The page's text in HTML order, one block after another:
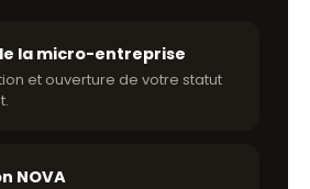
la micro-entreprise
et ouverture de votre statut
NOVA